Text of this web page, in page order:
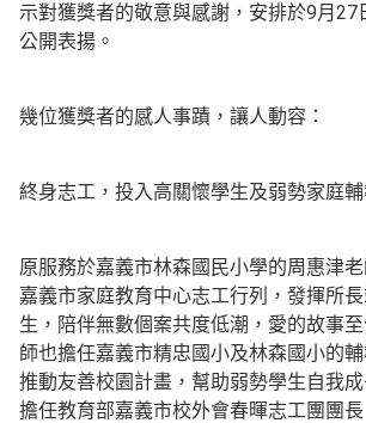
示對獲獎者的敬意與感謝，安排於9月27
公開表揚。
幾位獲獎者的感人事蹟，讓人動容：
終身志工，投入高關懷學生及弱勢家庭
原服務於嘉義市林森國民小學的周惠津
嘉義市家庭教育中心志工行列，發揮所
生，陪伴無數個案共度低潮，愛的故事
師也擔任嘉義市精忠國小及林森國小的
推動友善校園計畫，幫助弱勢學生自我成
擔任教育部嘉義市校外會春暉志工團團